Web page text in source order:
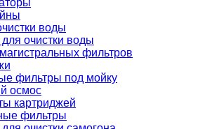
воды
очистки воды
фильтров
фильтры под мойку
осмос
картриджей
фильтры